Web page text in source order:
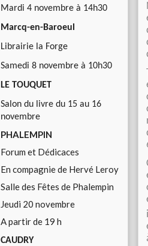
Mardi 4 novembre à 14h30
Marcq-en-Baroeul
Librairie la Forge
Samedi 8 novembre à 10h30
LE TOUQUET
Salon du livre du 15 au 16
novembre
PHALEMPIN
Forum et Dédicaces
En compagnie de Hervé Leroy
Salle des Fêtes de Phalempin
Jeudi 20 novembre
A partir de 19 h
CAUDRY